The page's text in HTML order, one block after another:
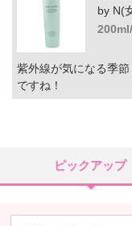
by N(
紫外線が気になる季
ですね！
ピックアップ